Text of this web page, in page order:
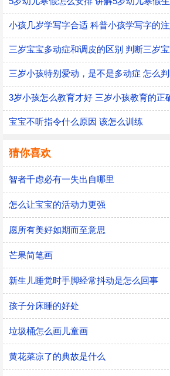
3岁小孩怎么教育才好 三岁小孩教育的正
宝宝不听指令什么原因 该怎么训练
猜你喜欢
智者千虑必有一失出自哪里
怎么让宝宝的活动力更强
愿所有美好如期而至意思
芒果简笔画
新生儿睡觉时手脚经常抖动是怎么回事
孩子分床睡的好处
垃圾桶怎么画儿童画
黄花菜凉了的典故是什么